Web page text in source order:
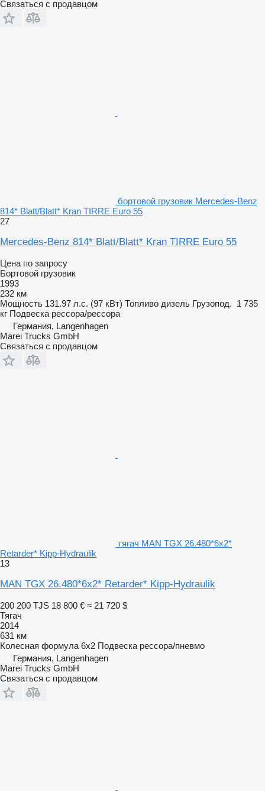
Связаться с продавцом
бортовой грузовик Mercedes-Benz
814* Blatt/Blatt* Kran TIRRE Euro 55
27
Mercedes-Benz 814* Blatt/Blatt* Kran TIRRE Euro 55
Цена по запросу
Бортовой грузовик
1993
232 км
Мощность 131.97 л.с. (97 кВт) Топливо дизель Грузопод. 1 735
кг Подвеска рессора/рессора
Германия, Langenhagen
Marei Trucks GmbH
Связаться с продавцом
тягач MAN TGX 26.480*6x2*
Retarder* Kipp-Hydraulik
13
MAN TGX 26.480*6x2* Retarder* Kipp-Hydraulik
200 200 TJS 18 800 € ≈ 21 720 $
Тягач
2014
631 км
Колесная формула 6x2 Подвеска рессора/пневмо
Германия, Langenhagen
Marei Trucks GmbH
Связаться с продавцом